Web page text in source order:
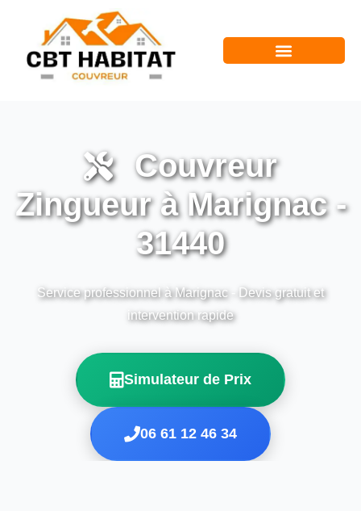
Couvreur
Zingueur à Marignac -
31440
Service professionnel à Marignac - Devis gratuit et
intervention rapide
Simulateur de Prix
06 61 12 46 34